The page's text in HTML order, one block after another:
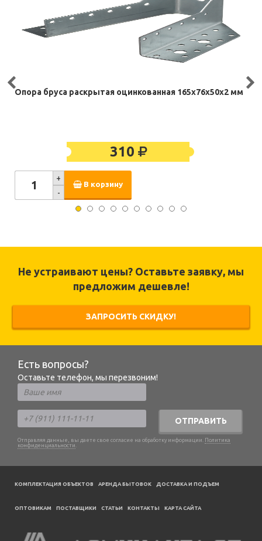
Опора бруса раскрытая оцинкованная 165х76х50х2 мм
310
+
-
В корзину
Не устраивают цены? Оставьте заявку, мы
предложим дешевле!
ЗАПРОСИТЬ СКИДКУ!
Есть вопросы?
Оставьте телефон, мы перезвоним!
ОТПРАВИТЬ
Отправляя данные, вы даете свое согласие на обработку информации. Политика
конфиденциальности .
КОМПЛЕКТАЦИЯ ОБЪЕКТОВ АРЕНДА БЫТОВОК ДОСТАВКА И ПОДЪЕМ
ОПТОВИКАМ ПОСТАВЩИКИ CТАТЬИ КОНТАКТЫ КАРТА САЙТА